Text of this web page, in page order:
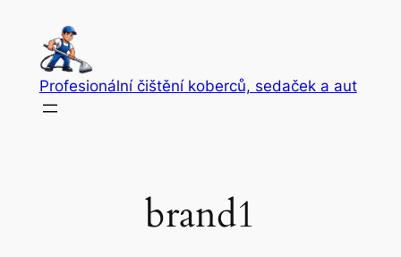
obsah
Profesionální čištění koberců, sedaček a aut
brand1